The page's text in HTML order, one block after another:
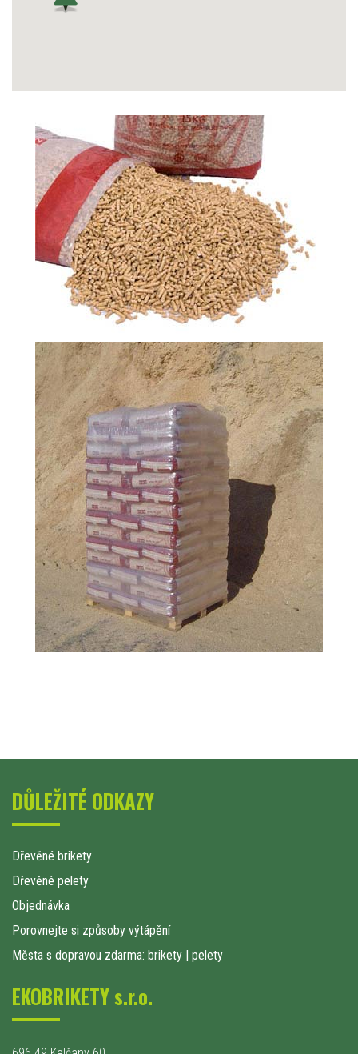
DŮLEŽITÉ ODKAZY
Dřevěné brikety
Dřevěné pelety
Objednávka
Porovnejte si způsoby výtápění
Města s dopravou zdarma: brikety | pelety
EKOBRIKETY s.r.o.